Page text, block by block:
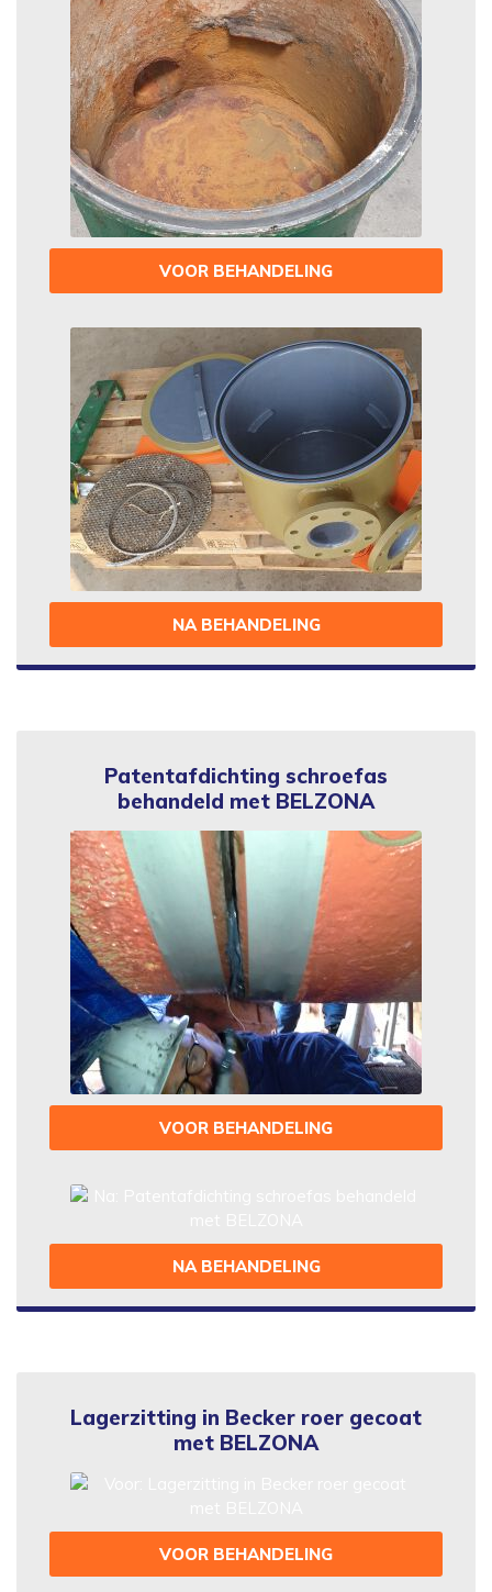
VOOR BEHANDELING
NA BEHANDELING
Patentafdichting schroefas
behandeld met BELZONA
VOOR BEHANDELING
NA BEHANDELING
Lagerzitting in Becker roer gecoat
met BELZONA
VOOR BEHANDELING